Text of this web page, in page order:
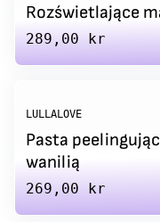
Rozświetlające
Regular price
289,00 kr
LULLALOVE
Pasta
wanilią
Regular price
269,00 kr